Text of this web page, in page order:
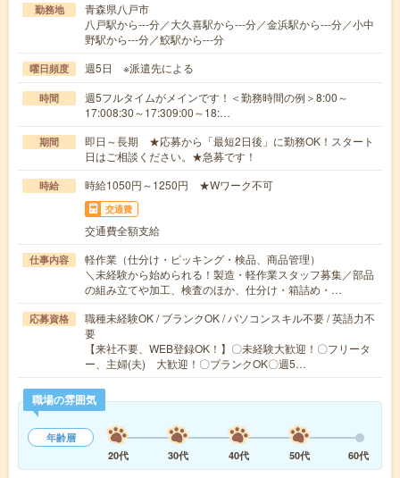
勤務地
青森県八戸市
八戸駅から---分／大久喜駅から---分／金浜駅から---分／小中
野駅から---分／鮫駅から---分
曜日頻度 週5日 ※派遣先による
時間
週5フルタイムがメインです！＜勤務時間の例＞8:00～
17:008:30～17:309:00～18:…
期間
即日～長期 ★応募から「最短2日後」に勤務OK！スタート
日はご相談ください。★急募です！
時給 時給1050円～1250円 ★Wワーク不可
交通費
交通費全額支給
仕事内容
軽作業（仕分け・ピッキング・検品、商品管理）
＼未経験から始められる！製造・軽作業スタッフ募集／部品
の組み立てや加工、検査のほか、仕分け・箱詰め・…
応募資格
職種未経験OK / ブランクOK / パソコンスキル不要 / 英語力不
要
【来社不要、WEB登録OK！】〇未経験大歓迎！〇フリータ
ー、主婦(夫) 大歓迎！〇ブランクOK〇週5…
職場の雰囲気
年齢層
20代
30代 40代 50代 60代